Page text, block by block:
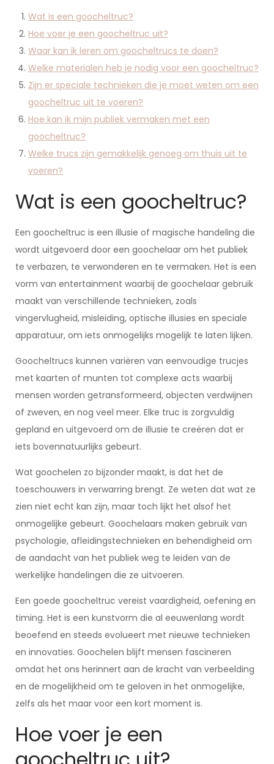
Wat is een goocheltruc?
Hoe voer je een goocheltruc uit?
Waar kan ik leren om goocheltrucs te doen?
Welke materialen heb je nodig voor een goocheltruc?
Zijn er speciale technieken die je moet weten om een
goocheltruc uit te voeren?
Hoe kan ik mijn publiek vermaken met een
goocheltruc?
Welke trucs zijn gemakkelijk genoeg om thuis uit te
voeren?
Wat is een goocheltruc?
Een goocheltruc is een illusie of magische handeling die
wordt uitgevoerd door een goochelaar om het publiek
te verbazen, te verwonderen en te vermaken. Het is een
vorm van entertainment waarbij de goochelaar gebruik
maakt van verschillende technieken, zoals
vingervlugheid, misleiding, optische illusies en speciale
apparatuur, om iets onmogelijks mogelijk te laten lijken.
Goocheltrucs kunnen variëren van eenvoudige trucjes
met kaarten of munten tot complexe acts waarbij
mensen worden getransformeerd, objecten verdwijnen
of zweven, en nog veel meer. Elke truc is zorgvuldig
gepland en uitgevoerd om de illusie te creëren dat er
iets bovennatuurlijks gebeurt.
Wat goochelen zo bijzonder maakt, is dat het de
toeschouwers in verwarring brengt. Ze weten dat wat ze
zien niet echt kan zijn, maar toch lijkt het alsof het
onmogelijke gebeurt. Goochelaars maken gebruik van
psychologie, afleidingstechnieken en behendigheid om
de aandacht van het publiek weg te leiden van de
werkelijke handelingen die ze uitvoeren.
Een goede goocheltruc vereist vaardigheid, oefening en
timing. Het is een kunstvorm die al eeuwenlang wordt
beoefend en steeds evolueert met nieuwe technieken
en innovaties. Goochelen blijft mensen fascineren
omdat het ons herinnert aan de kracht van verbeelding
en de mogelijkheid om te geloven in het onmogelijke,
zelfs als het maar voor een kort moment is.
Hoe voer je een